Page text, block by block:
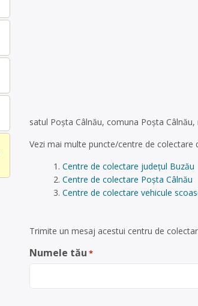
satul Poșta Câlnău, comuna Poșta
Vezi mai multe puncte/centre de colectare
Centre de colectare județul Buzău
Centre de colectare Poșta Câlnău
Centre de colectare vehicule
Trimite un mesaj acestui centru de
Numele tău *